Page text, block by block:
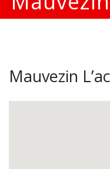
Mauvezin